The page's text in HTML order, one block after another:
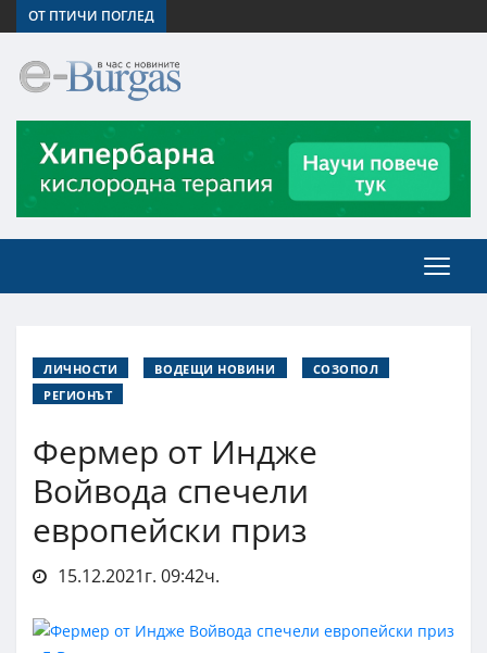
ОТ ПТИЧИ ПОГЛЕД
ЛИЧНОСТИ ВОДЕЩИ НОВИНИ
СОЗОПОЛ
РЕГИОНЪТ
Фермер от Индже
Войвода спечели
европейски приз
15.12.2021г. 09:42ч.